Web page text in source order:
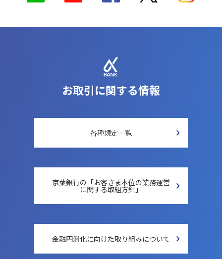
お取引に関する情報
各種規定一覧
京葉銀行の「お客さま本位の業務運営
に関する取組方針」
金融円滑化に向けた取り組みについて